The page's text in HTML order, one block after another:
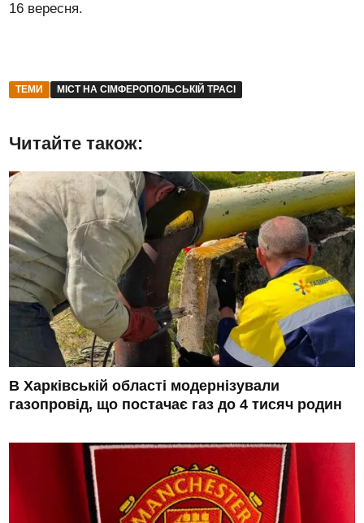
16 вересня.
ТЕМИ МІСТ НА СІМФЕРОПОЛЬСЬКІЙ ТРАСІ
Читайте також:
В Харківській області модернізували
газопровід, що постачає газ до 4 тисяч родин